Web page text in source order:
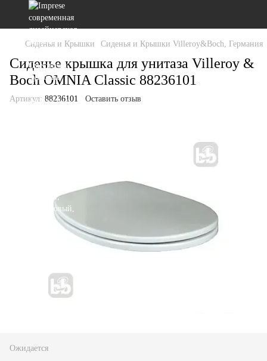
Сиденья и Крышки Сиденья и Крышки Villeroy&Boch, Германия
Сиденье крышка для унитаза Villeroy &
Boch OMNIA Classic 88236101
Артикул: 88236101 Оставить отзыв
Ожидается